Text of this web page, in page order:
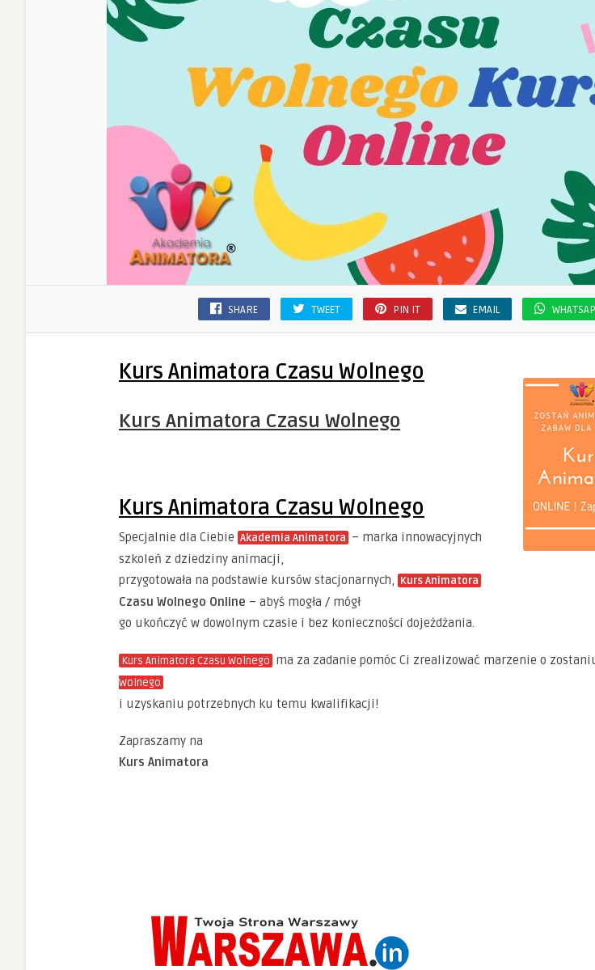
SHARE TWEET PIN IT EMAIL
Kurs Animatora Czasu Wolnego
Kurs Animatora Czasu Wolnego
Kurs Animatora Czasu Wolnego
Specjalnie dla Ciebie Akademia Animatora – marka innowacyjnych
szkoleń z dziedziny animacji,
przygotowała na podstawie kursów stacjonarnych, Kurs Animatora
Czasu Wolnego Online – abyś mogła / mógł
go ukończyć w dowolnym czasie i bez konieczności dojeżdżania.
Kurs Animatora Czasu Wolnego ma za zadanie pomóc Ci zrealizować marzenie o
Wolnego
i uzyskaniu potrzebnych ku temu kwalifikacji!
Zapraszamy na
Kurs Animatora